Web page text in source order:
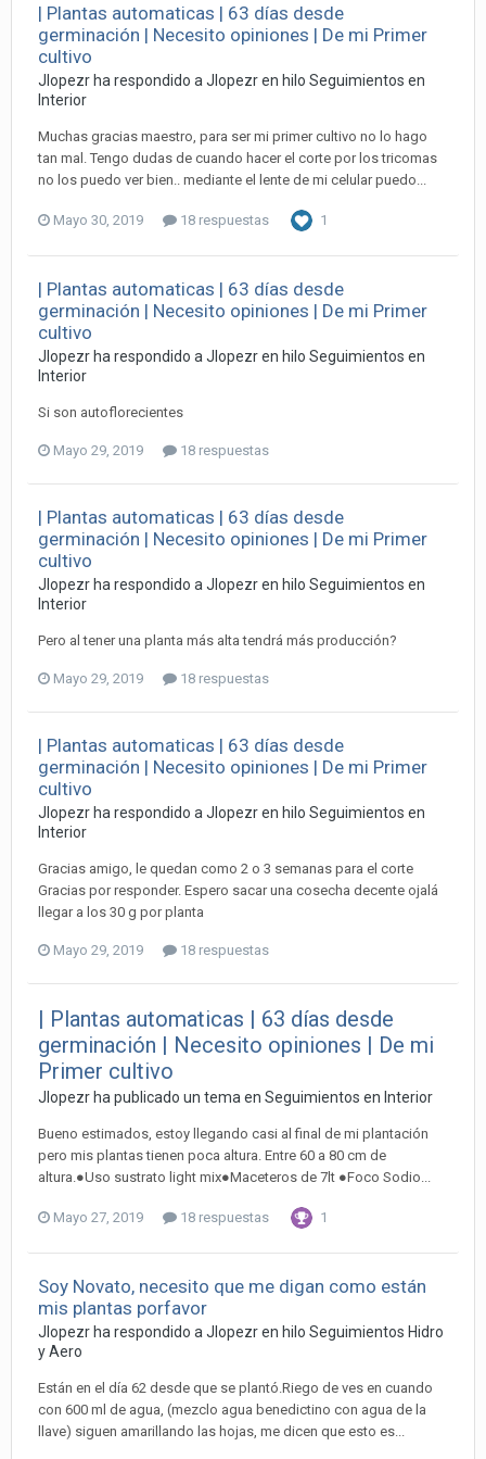
| Plantas automaticas | 63 días desde
germinación | Necesito opiniones | De mi Primer
cultivo
Jlopezr ha respondido a Jlopezr en hilo Seguimientos en
Interior
Muchas gracias maestro, para ser mi primer cultivo no lo hago
tan mal. Tengo dudas de cuando hacer el corte por los tricomas
no los puedo ver bien.. mediante el lente de mi celular puedo...
Mayo 30, 2019 18 respuestas 1
| Plantas automaticas | 63 días desde
germinación | Necesito opiniones | De mi Primer
cultivo
Jlopezr ha respondido a Jlopezr en hilo Seguimientos en
Interior
Si son autoflorecientes
Mayo 29, 2019 18 respuestas
| Plantas automaticas | 63 días desde
germinación | Necesito opiniones | De mi Primer
cultivo
Jlopezr ha respondido a Jlopezr en hilo Seguimientos en
Interior
Pero al tener una planta más alta tendrá más producción?
Mayo 29, 2019 18 respuestas
| Plantas automaticas | 63 días desde
germinación | Necesito opiniones | De mi Primer
cultivo
Jlopezr ha respondido a Jlopezr en hilo Seguimientos en
Interior
Gracias amigo, le quedan como 2 o 3 semanas para el corte
Gracias por responder. Espero sacar una cosecha decente ojalá
llegar a los 30 g por planta
Mayo 29, 2019 18 respuestas
| Plantas automaticas | 63 días desde
germinación | Necesito opiniones | De mi
Primer cultivo
Jlopezr ha publicado un tema en Seguimientos en Interior
Bueno estimados, estoy llegando casi al final de mi plantación
pero mis plantas tienen poca altura. Entre 60 a 80 cm de
altura.●Uso sustrato light mix●Maceteros de 7lt ●Foco Sodio...
Mayo 27, 2019 18 respuestas 1
Soy Novato, necesito que me digan como están
mis plantas porfavor
Jlopezr ha respondido a Jlopezr en hilo Seguimientos Hidro
y Aero
Están en el día 62 desde que se plantó.Riego de ves en cuando
con 600 ml de agua, (mezclo agua benedictino con agua de la
llave) siguen amarillando las hojas, me dicen que esto es...